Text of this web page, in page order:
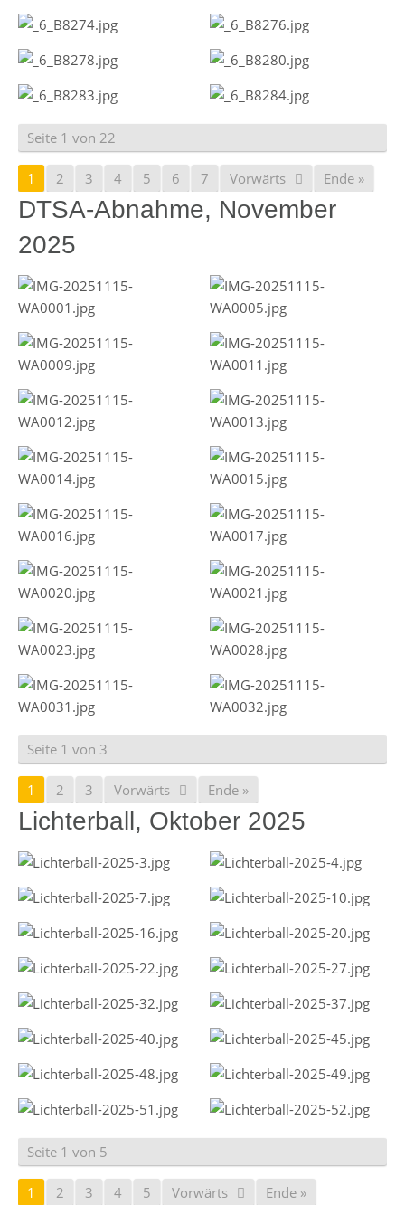
Seite 1 von 22
1 2 3 4 5 6 7 Vorwärts Ende »
DTSA-Abnahme, November
2025
Seite 1 von 3
1 2 3 Vorwärts Ende »
Lichterball, Oktober 2025
Seite 1 von 5
1 2 3 4 5 Vorwärts Ende »